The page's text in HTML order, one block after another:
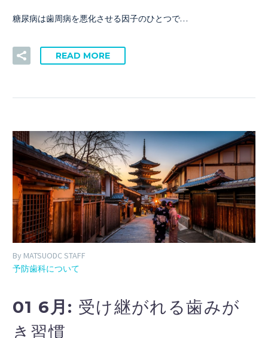
糖尿病は歯周病を悪化させる因子のひとつで…
READ MORE
By MATSUODC STAFF
予防歯科について
01 6月: 受け継がれる歯みが
き習慣